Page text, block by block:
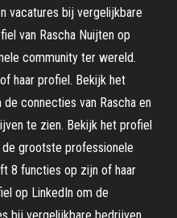
vacatures bij vergelijkbare
van Rascha Nuijten op
community ter wereld.
haar profiel. Bekijk het
connecties van Rascha en
te zien. Bekijk het profiel
de grootste professionele
8 functies op zijn of haar
op LinkedIn om de